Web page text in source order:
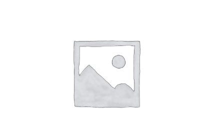
ข่าวเปิดสอบงานราชการ
นโยบายคืนสินค้าและการจัดส่ง​